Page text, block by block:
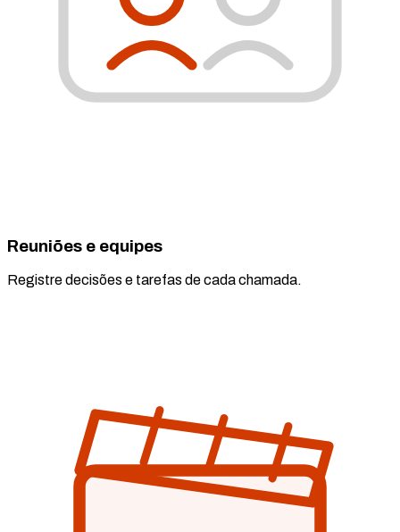
Reuniões e equipes
Registre decisões e tarefas de cada chamada.